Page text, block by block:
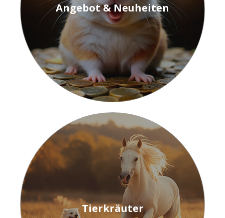
Angebot & Neuheiten
Tierkräuter